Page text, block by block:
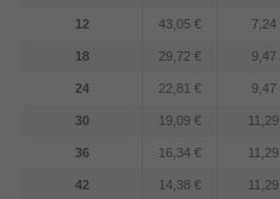
Energieeffizienzklasse
Energieverbrauch (SDR) pro
9 kWh
12 43,05 € 7,24
18 29,72 € 9,47
24 22,81 € 9,47
30 19,09 €
36 16,34 €
42 14,38 €